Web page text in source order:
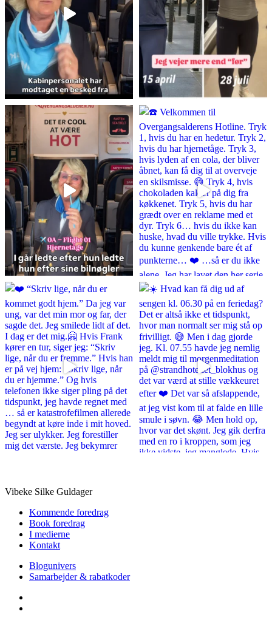
Vibeke Silke Guldager
Kommende foredrag
Book foredrag
I medierne
Kontakt
Blogunivers
Samarbejder & rabatkoder